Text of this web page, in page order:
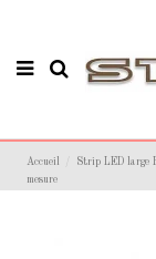
Accueil
Strip LED large
mesure